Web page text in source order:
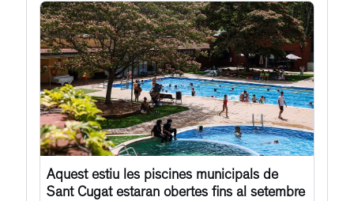
Aquest estiu les piscines municipals de
Sant Cugat estaran obertes fins al setembre